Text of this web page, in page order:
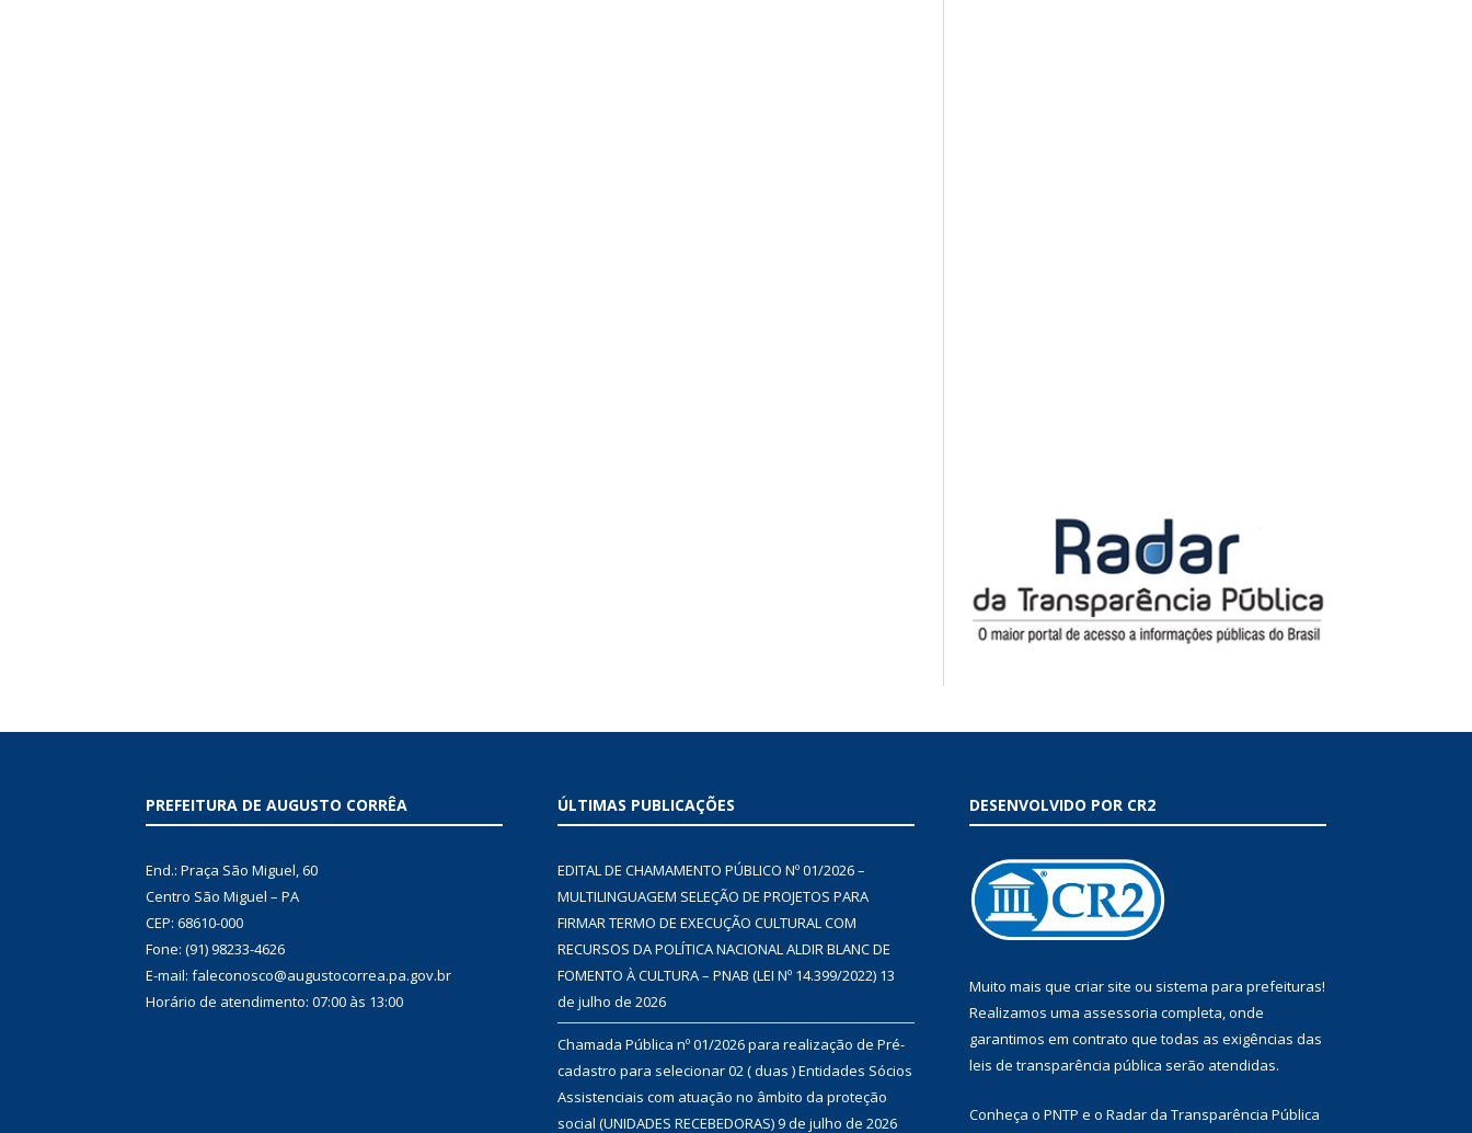
PREFEITURA DE AUGUSTO CORRÊA
End.: Praça São Miguel, 60
Centro São Miguel – PA
CEP: 68610-000
Fone: (91) 98233-4626
E-mail: faleconosco@augustocorrea.pa.gov.br
Horário de atendimento: 07:00 às 13:00
ÚLTIMAS PUBLICAÇÕES
EDITAL DE CHAMAMENTO PÚBLICO Nº 01/2026 –
MULTILINGUAGEM SELEÇÃO DE PROJETOS PARA
FIRMAR TERMO DE EXECUÇÃO CULTURAL COM
RECURSOS DA POLÍTICA NACIONAL ALDIR BLANC DE
FOMENTO À CULTURA – PNAB (LEI Nº 14.399/2022) 13
de julho de 2026
Chamada Pública nº 01/2026 para realização de Pré-
cadastro para selecionar 02 ( duas ) Entidades Sócios
Assistenciais com atuação no âmbito da proteção
social (UNIDADES RECEBEDORAS)9 de julho de 2026
DESENVOLVIDO POR CR2
Muito mais que criar site ou sistema para prefeituras!
Realizamos uma assessoria completa, onde
garantimos em contrato que todas as exigências das
leis de transparência pública serão atendidas.
Conheça o PNTP e o Radar da Transparência Pública